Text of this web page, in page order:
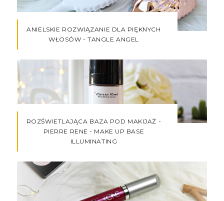
ANIELSKIE ROZWIĄZANIE DLA PIĘKNYCH
WŁOSÓW - TANGLE ANGEL
ROZŚWIETLAJĄCA BAZA POD MAKIJAŻ -
PIERRE RENE - MAKE UP BASE
ILLUMINATING